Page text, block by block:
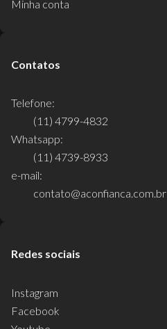
Minha conta
Contatos
Telefone:
(11) 4799-4832
Whatsapp:
(11) 4739-8933
e-mail:
contato@aconfianca.com.br
Redes sociais
Instagram
Facebook